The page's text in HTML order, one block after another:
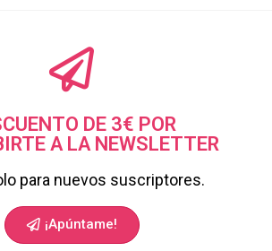
DE 3€ POR
A LA NEWSLETTER
para nuevos suscriptores.
¡Apúntame!